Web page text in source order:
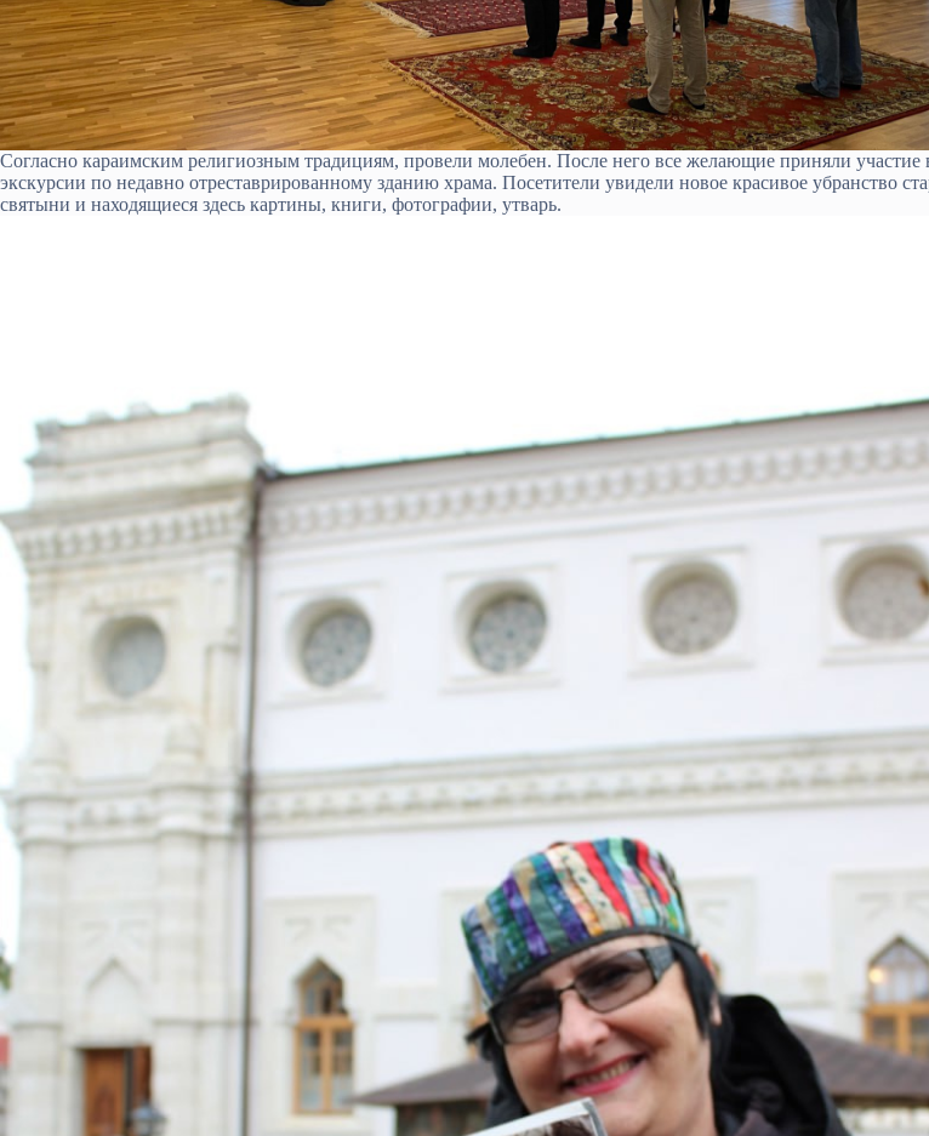
Согласно караимским религиозным традициям, провели молебен. После него все желающие приняли участие
экскурсии по недавно отреставрированному зданию храма. Посетители увидели новое красивое убранство
святыни и находящиеся здесь картины, книги, фотографии, утварь.